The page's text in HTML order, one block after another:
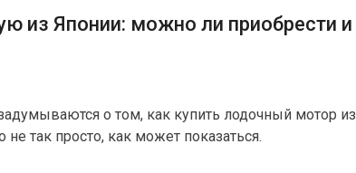
из Японии: можно ли приобрести и
о том, как купить лодочный мотор из
так просто, как может показаться.